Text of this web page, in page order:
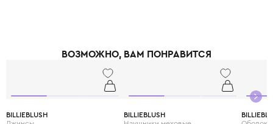
ВОЗМОЖНО, ВАМ ПОНРАВИТСЯ
BILLIEBLUSH BILLIEBLUSH